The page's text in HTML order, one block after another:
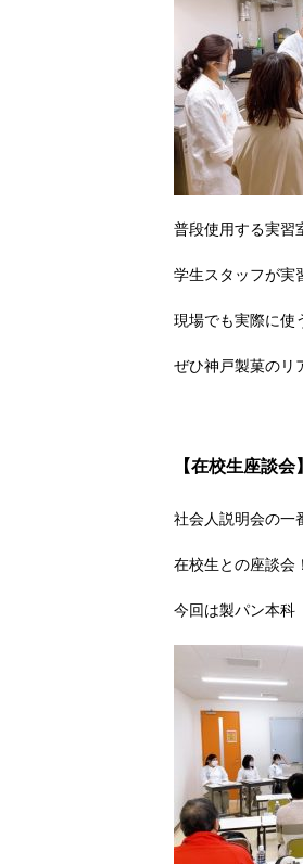
普段使用する実習
学生スタッフが実
現場でも実際に使
ぜひ神戸製菓のリ
【在校生座談会】
社会人説明会の一
在校生との座談会
今回は製パン本科